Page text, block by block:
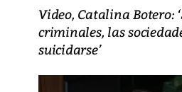
Video, Catalina Botero:
criminales, las
suicidarse’